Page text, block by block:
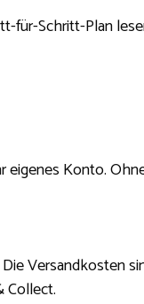
für-Schritt-Plan
eigenes Konto.
Versandkosten
Collect.